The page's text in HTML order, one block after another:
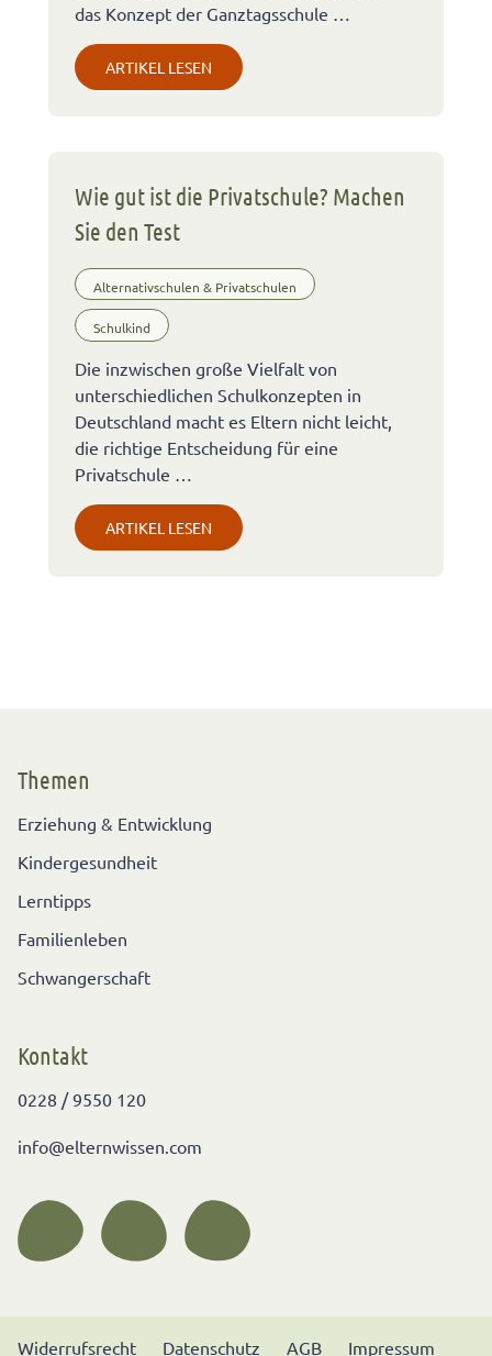
das Konzept der Ganztagsschule …
ARTIKEL LESEN
Wie gut ist die Privatschule? Machen
Sie den Test
Alternativschulen & Privatschulen
Schulkind
Die inzwischen große Vielfalt von
unterschiedlichen Schulkonzepten in
Deutschland macht es Eltern nicht leicht,
die richtige Entscheidung für eine
Privatschule …
ARTIKEL LESEN
Themen
Erziehung & Entwicklung
Kindergesundheit
Lerntipps
Familienleben
Schwangerschaft
Kontakt
0228 / 9550 120
info@elternwissen.com
Widerrufsrecht Datenschutz AGB Impressum